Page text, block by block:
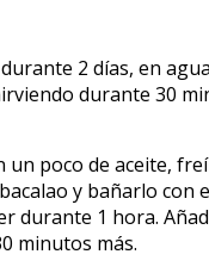
2 días, en
durante 30
un poco de aceite,
y bañarlo
durante 1 hora.
minutos más.